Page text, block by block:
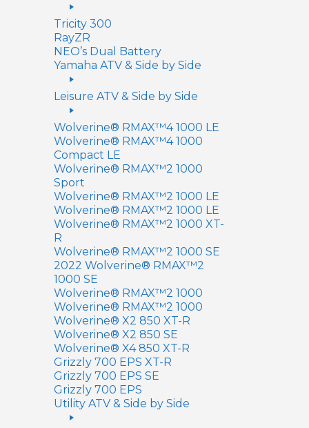
Tricity 300
RayZR
NEO’s Dual Battery
Yamaha ATV & Side by Side
Leisure ATV & Side by Side
Wolverine® RMAX™4 1000 LE
Wolverine® RMAX™4 1000
Compact LE
Wolverine® RMAX™2 1000
Sport
Wolverine® RMAX™2 1000 LE
Wolverine® RMAX™2 1000 LE
Wolverine® RMAX™2 1000 XT-
R
Wolverine® RMAX™2 1000 SE
2022 Wolverine® RMAX™2
1000 SE
Wolverine® RMAX™2 1000
Wolverine® RMAX™2 1000
Wolverine® X2 850 XT-R
Wolverine® X2 850 SE
Wolverine® X4 850 XT-R
Grizzly 700 EPS XT-R
Grizzly 700 EPS SE
Grizzly 700 EPS
Utility ATV & Side by Side